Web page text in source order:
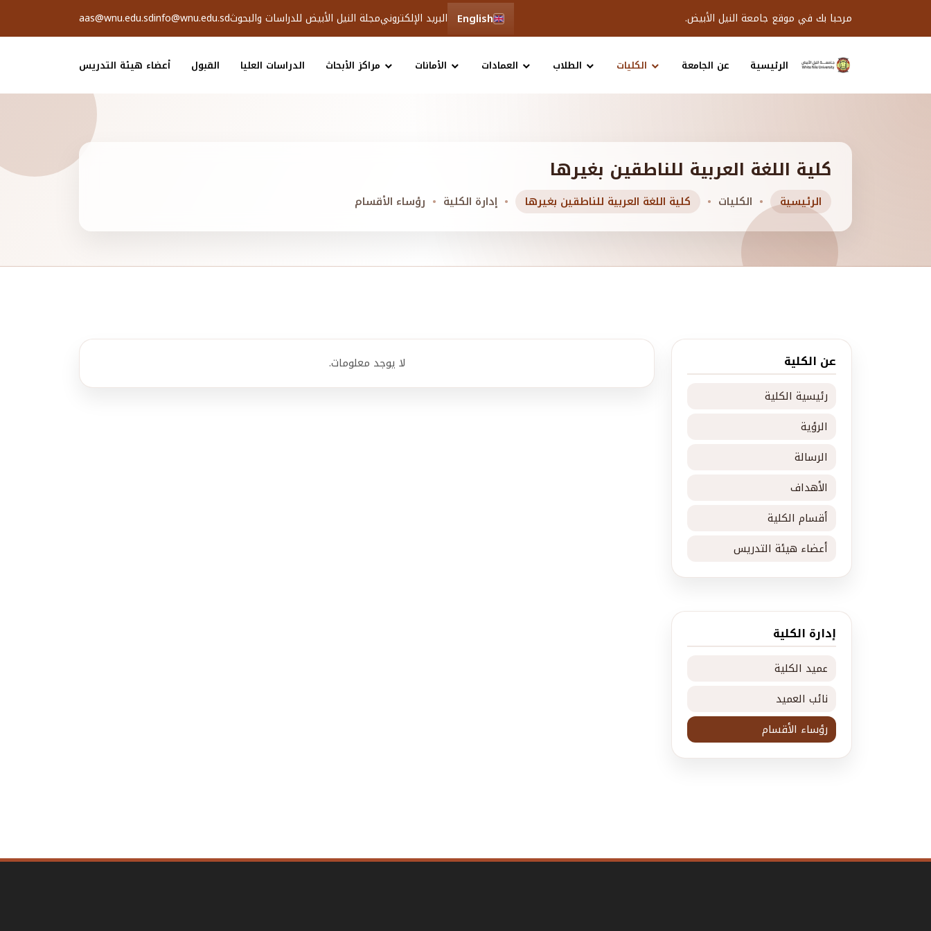
مرحبا بك في موقع جامعة النيل الأبيض. English البريد الإلكترونيمجلة النيل الأبيض للدراسات والبحوثinfo@wnu.edu.sd
aas@wnu.edu.sd
الرئيسية عن الجامعة الكليات الطلاب العمادات الأمانات مراكز الأبحاث الدراسات العليا القبول أعضاء هيئة التدريس
كلية اللغة العربية للناطقين بغيرها
الرئيسية الكليات كلية اللغة العربية للناطقين بغيرها إدارة الكلية رؤساء الأقسام
عن الكلية
رئيسية الكلية
الرؤية
الرسالة
الأهداف
أقسام الكلية
أعضاء هيئة التدريس
إدارة الكلية
عميد الكلية
نائب العميد
رؤساء الأقسام
لا يوجد معلومات.